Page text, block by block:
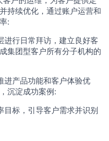
持续优化，通过账户运营和
:
进行日常拜访，建立良好客
集团型客户所有分子机构的
进产品功能和客户体验优
沉淀成功案例:
目标，引导客户需求并识别